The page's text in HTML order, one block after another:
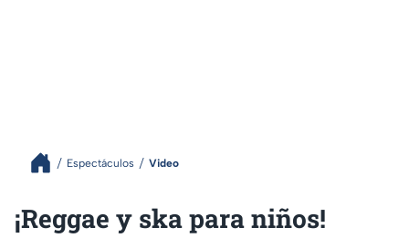
Espectáculos Video
¡Reggae y ska para niños!